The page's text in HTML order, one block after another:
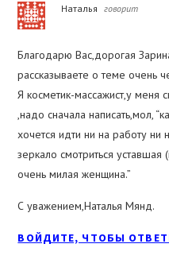
Наталья говорит
Благодарю Вас,дорогая
рассказываете о теме очень
Я косметик-массажист,у меня
,надо сначала написать,мол,
хочется идти ни на работу ни
зеркало смотриться
очень милая женщина.”
С уважением,Наталья Мянд.
ВОЙДИТЕ, ЧТОБЫ